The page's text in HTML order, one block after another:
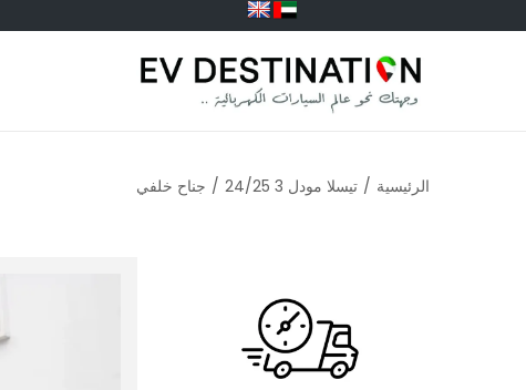
الرئيسية / تيسلا مودل 3 24/25 / جناح خلفي